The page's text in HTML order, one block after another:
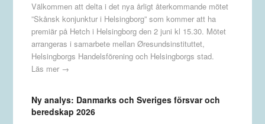
Välkommen att delta i det nya årligt återkommande mötet
”Skånsk konjunktur i Helsingborg” som kommer att ha
premiär på Hetch i Helsingborg den 2 juni kl 15.30. Mötet
arrangeras i samarbete mellan Øresundsinstituttet,
Helsingborgs Handelsförening och Helsingborgs stad.
Läs mer →
Ny analys: Danmarks och Sveriges försvar och
beredskap 2026